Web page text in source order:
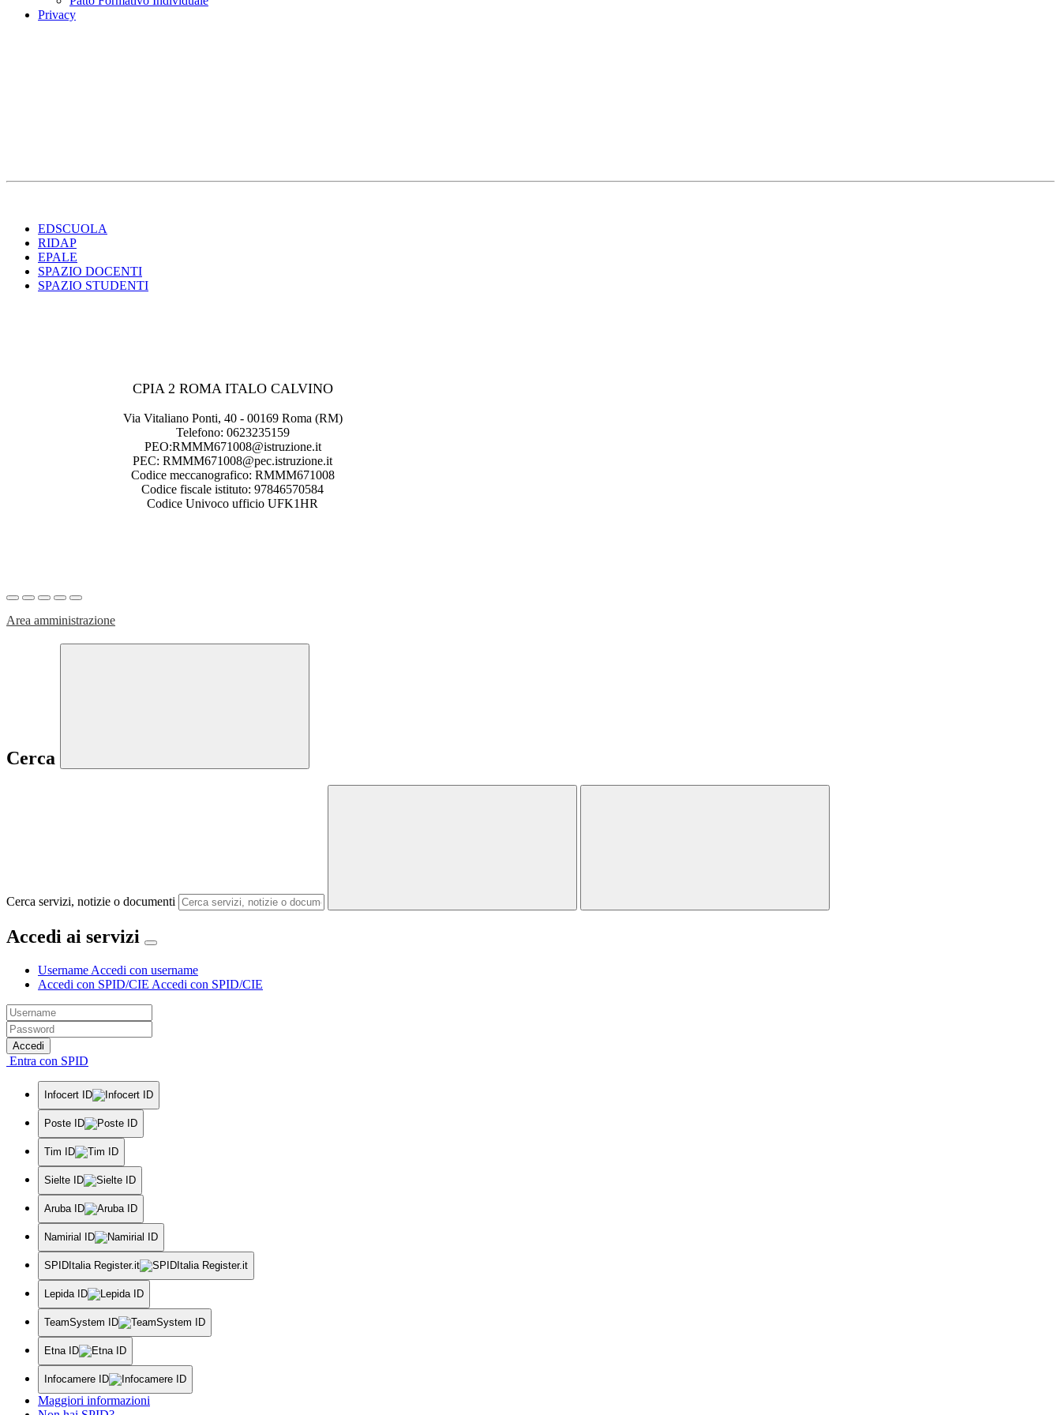
Privacy
EDSCUOLA
RIDAP
EPALE
SPAZIO DOCENTI
SPAZIO STUDENTI
CPIA 2 ROMA ITALO CALVINO
Via Vitaliano Ponti, 40 - 00169 Roma (RM)
Telefono: 0623235159
PEO:RMMM671008@istruzione.it
PEC: RMMM671008@pec.istruzione.it
Codice meccanografico: RMMM671008
Codice fiscale istituto: 97846570584
Codice Univoco ufficio UFK1HR
Area amministrazione
Cerca
Cerca servizi, notizie o documenti
Accedi ai servizi
Username Accedi con username
Accedi con SPID/CIE Accedi con SPID/CIE
Accedi
Entra con SPID
Infocert ID
Poste ID
Tim ID
Sielte ID
Aruba ID
Namirial ID
SPIDItalia Register.it
Lepida ID
TeamSystem ID
Etna ID
Infocamere ID
Maggiori informazioni